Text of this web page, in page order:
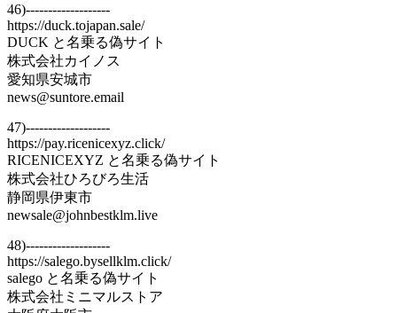
46)-------------------
https://duck.tojapan.sale/
DUCK と名乗る偽サイト
株式会社カイノス
愛知県安城市
news@suntore.email
47)-------------------
https://pay.ricenicexyz.click/
RICENICEXYZ と名乗る偽サイト
株式会社ひろびろ生活
静岡県伊東市
newsale@johnbestklm.live
48)-------------------
https://salego.bysellklm.click/
salego と名乗る偽サイト
株式会社ミニマルストア